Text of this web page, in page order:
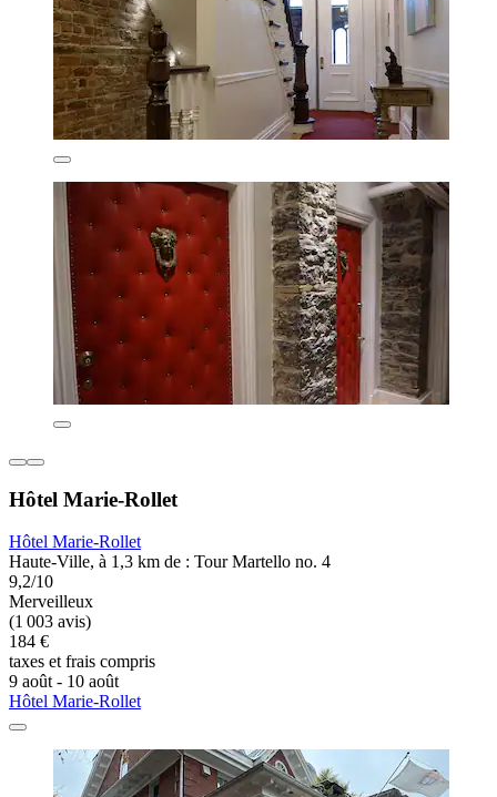
Hôtel Marie-Rollet
Hôtel Marie-Rollet
Haute-Ville, à 1,3 km de : Tour Martello no. 4
9,2/10
Merveilleux
(1 003 avis)
184 €
taxes et frais compris
9 août - 10 août
Hôtel Marie-Rollet